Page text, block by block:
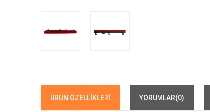
ÜRÜN ÖZELLIKLERI YORUMLAR(0)